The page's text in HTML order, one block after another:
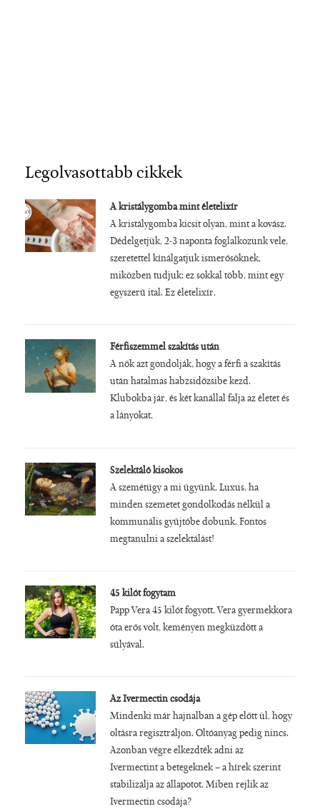
Legolvasottabb cikkek
A kristálygomba mint életelixír
A kristálygomba kicsit olyan, mint a kovász.
Dédelgetjük, 2-3 naponta foglalkozunk vele,
szeretettel kínálgatjuk ismerősöknek,
miközben tudjuk: ez sokkal több, mint egy
egyszerű ital. Ez életelixír.
Férfiszemmel szakítás után
A nők azt gondolják, hogy a férfi a szakítás
után hatalmas habzsidőzsibe kezd.
Klubokba jár, és két kanállal falja az életet és
a lányokat.
Szelektáló kisokos
A szemétügy a mi ügyünk. Luxus, ha
minden szemetet gondolkodás nélkül a
kommunális gyűjtőbe dobunk. Fontos
megtanulni a szelektálást!
45 kilót fogytam
Papp Vera 45 kilót fogyott. Vera gyermekkora
óta erős volt, keményen megküzdött a
súlyával.
Az Ivermectin csodája
Mindenki már hajnalban a gép előtt ül, hogy
oltásra regisztráljon. Oltóanyag pedig nincs.
Azonban végre elkezdték adni az
Ivermectint a betegeknek – a hírek szerint
stabilizálja az állapotot. Miben rejlik az
Ivermectin csodája?